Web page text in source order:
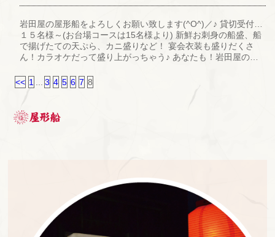
岩田屋の屋形船をよろしくお願い致します(^O^)／♪ 貸切受付…
１５名様～(お台場コースは15名様より) 新鮮お刺身の船盛、船
で揚げたての天ぷら、カニ盛りなど！ 宴会衣装も盛りだくさ
ん！カラオケだって盛り上がっちゃう♪ あなたも！岩田屋の…
<< 1 3 4 5 6 7 8